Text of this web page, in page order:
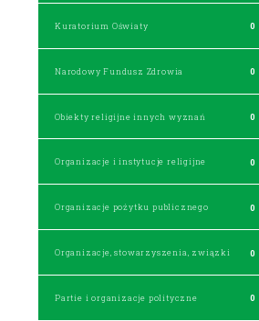
Kuratorium Oświaty 0
Narodowy Fundusz Zdrowia 0
Obiekty religijne innych wyznań 0
Organizacje i instytucje religijne 0
Organizacje pożytku publicznego 0
Organizacje, stowarzyszenia, związki 0
Partie i organizacje polityczne 0